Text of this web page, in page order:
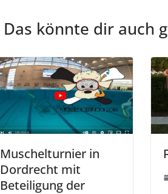
Das könnte dir auch
Muschelturnier in
Dordrecht mit
Beteiligung der